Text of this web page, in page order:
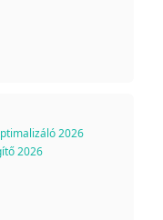
2026
2026